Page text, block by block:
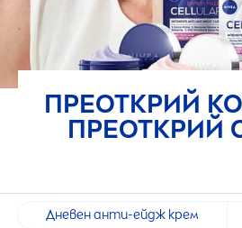
ПРЕОТКРИЙ
ПРЕОТКРИЙ
Дневен анти-ейдж крем